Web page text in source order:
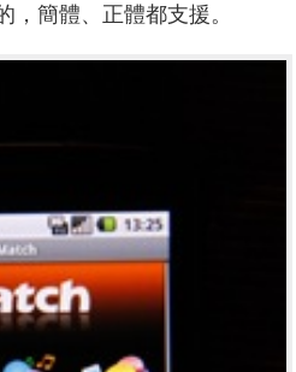
簡體、正體都支援。